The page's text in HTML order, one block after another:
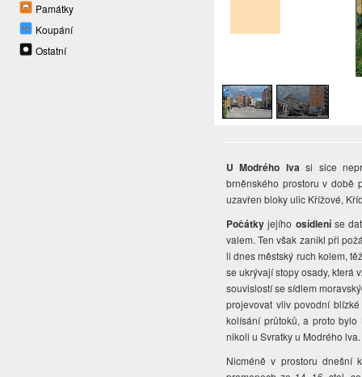
Památky
Koupání
Ostatní
U Modrého lvasi sice
brněnského prostoru v době
uzavřen bloky ulic Křížové,
Počátky jejího osídleníse
valem. Ten však zanikl při
li dnes městský ruch kolem,
se ukrývají stopy osady, která
souvislostí se sídlem
projevovat vliv povodní
kolísání průtoků, a proto
nikoli u Svratky u Modrého lva.
Nicméně v prostoru dnešní